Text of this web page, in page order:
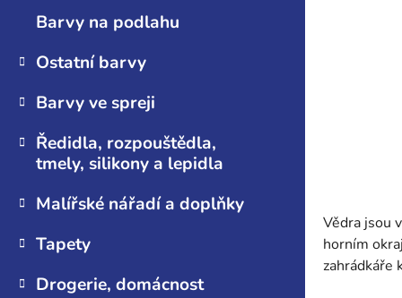
Barvy na podlahu
Ostatní barvy
Barvy ve spreji
Ředidla, rozpouštědla,
tmely, silikony a lepidla
Malířské nářadí a doplňky
Tapety
Drogerie, domácnost
Vědra jsou
horním
zahrádkáře